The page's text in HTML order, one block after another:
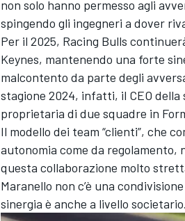
non solo hanno permesso agli
spingendo gli ingegneri a dover
Per il 2025, Racing Bulls
Keynes, mantenendo una forte
malcontento da parte degli
stagione 2024, infatti, il CEO
proprietaria di due squadre in
Il modello dei team “clienti”, che
autonomia come da regolamento,
questa collaborazione molto
Maranello non c’è una
sinergia è anche a livello societario.